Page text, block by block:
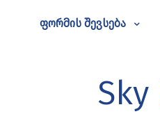
ფორმის შევსება